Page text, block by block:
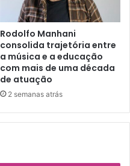
Rodolfo Manhani
consolida trajetória entre
a música e a educação
com mais de uma década
de atuação
2 semanas atrás